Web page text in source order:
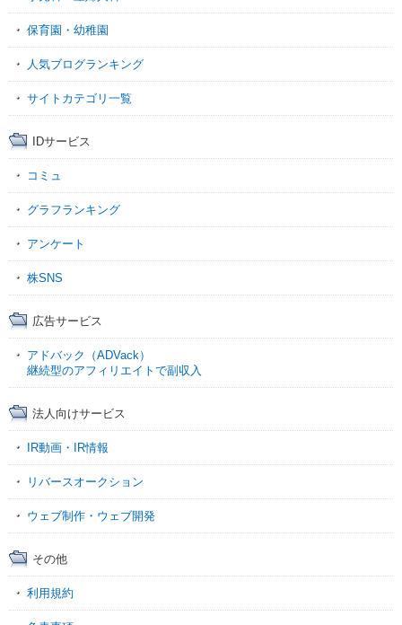
保育園・幼稚園
人気ブログランキング
サイトカテゴリ一覧
IDサービス
コミュ
グラフランキング
アンケート
株SNS
広告サービス
アドバック（ADVack）
継続型のアフィリエイトで副収入
法人向けサービス
IR動画・IR情報
リバースオークション
ウェブ制作・ウェブ開発
その他
利用規約